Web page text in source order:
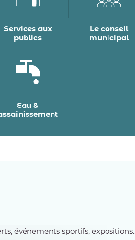
Services aux
publics
Le conseil
municipal
Eau &
événements sportifs,